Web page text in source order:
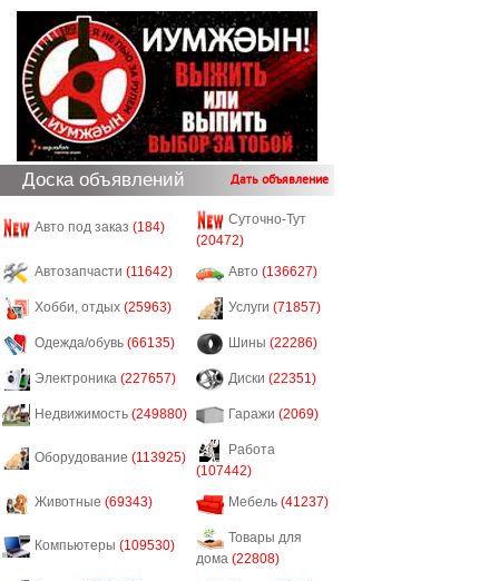
Доска объявлений Дать объявление
Авто под заказ (184)
Суточно-Тут
(20472)
Автозапчасти (11642) Авто (136627)
Хобби, отдых (25963) Услуги (71857)
Одежда/обувь (66135) Шины (22286)
Электроника (227657) Диски (22351)
Недвижимость (249880) Гаражи (2069)
Оборудование (113925)
Работа
(107442)
Животные (69343) Мебель (41237)
Компьютеры (109530)
Товары для
дома (22808)